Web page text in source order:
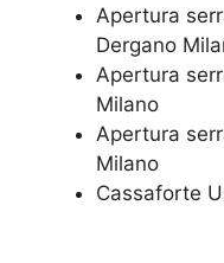
​Apertura
Dergano
Apertura
Milano
​Apertura
Milano
​Cassaforte